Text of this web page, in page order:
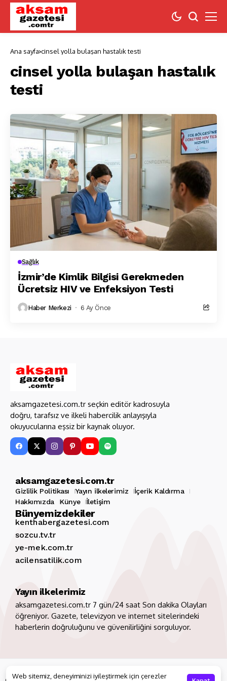
Ana sayfa cinsel yolla bulaşan hastalık testi
cinsel yolla bulaşan hastalık
testi
Sağlık
İzmir’de Kimlik Bilgisi Gerekmeden
Ücretsiz HIV ve Enfeksiyon Testi
Haber Merkezi 6 Ay Önce
aksamgazetesi.com.tr seçkin editör kadrosuyla
doğru, tarafsız ve ilkeli habercilik anlayışıyla
okuyucularına eşsiz bir kaynak oluyor.
aksamgazetesi.com.tr
Gizlilik Politikası Yayın ilkelerimiz
İçerik Kaldırma
Hakkımızda
Künye İletişim
Bünyemizdekiler
kenthabergazetesi.com
sozcu.tv.tr
ye-mek.com.tr
acilensatilik.com
Yayın ilkelerimiz
aksamgazetesi.com.tr 7 gün/24 saat Son dakika Olayları
öğreniyor. Gazete, televizyon ve internet sitelerindeki
haberlerin doğruluğunu ve güvenilirliğini sorguluyor.
Web sitemiz, deneyiminizi iyileştirmek için çerezler